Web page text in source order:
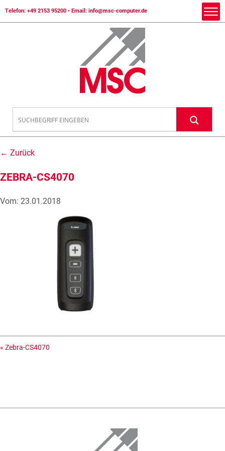
Telefon: +49 2153 95200 • Email: info@msc-computer.de
← Zurück
ZEBRA-CS4070
Vom: 23.01.2018
« Zebra-CS4070